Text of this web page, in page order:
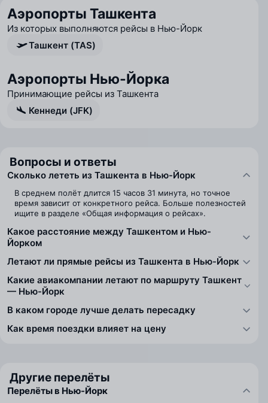
Аэропорты Ташкента
Из которых выполняются рейсы в Нью-Йорк
Ташкент (TAS)
Аэропорты Нью-Йорка
Принимающие рейсы из Ташкента
Кеннеди (JFK)
Вопросы и ответы
Сколько лететь из Ташкента в Нью-Йорк
В среднем полёт длится 15 часов 31 минута, но точное
время зависит от конкретного рейса. Больше полезностей
ищите в разделе «Общая информация о рейсах».
Какое расстояние между Ташкентом и Нью-
Йорком
Летают ли прямые рейсы из Ташкента в Нью-Йорк
Какие авиакомпании летают по маршруту Ташкент
— Нью-Йорк
В каком городе лучше делать пересадку
Как время поездки влияет на цену
Другие перелёты
Перелёты в Нью-Йорк